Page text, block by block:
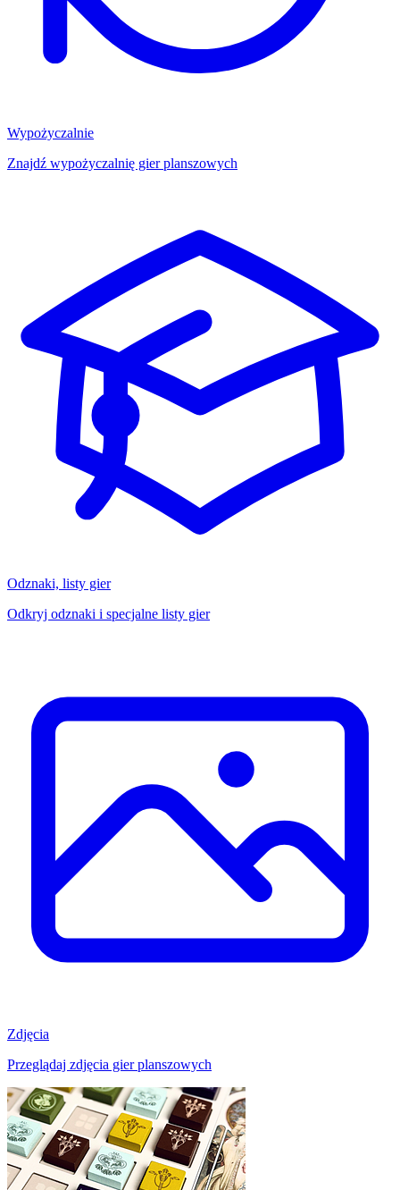
Wypożyczalnie
Znajdź wypożyczalnię gier planszowych
Odznaki, listy gier
Odkryj odznaki i specjalne listy gier
Zdjęcia
Przeglądaj zdjęcia gier planszowych